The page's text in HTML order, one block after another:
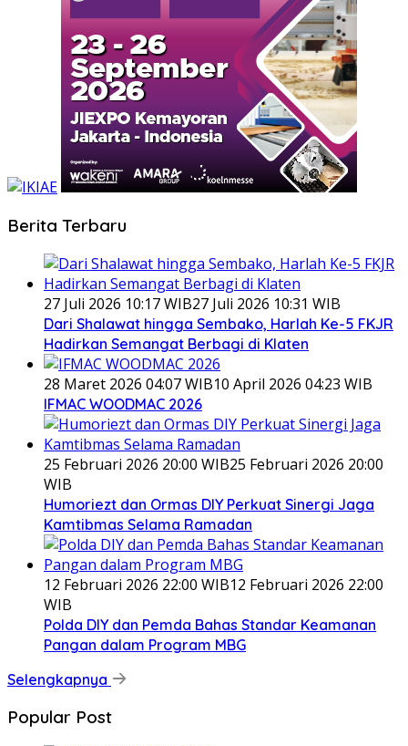
Berita Terbaru
27 Juli 2026 10:17 WIB27 Juli 2026 10:31 WIB
Dari Shalawat hingga Sembako, Harlah Ke-5 FKJR
Hadirkan Semangat Berbagi di Klaten
28 Maret 2026 04:07 WIB10 April 2026 04:23 WIB
IFMAC WOODMAC 2026
25 Februari 2026 20:00 WIB25 Februari 2026 20:00
WIB
Humoriezt dan Ormas DIY Perkuat Sinergi Jaga
Kamtibmas Selama Ramadan
12 Februari 2026 22:00 WIB12 Februari 2026 22:00
WIB
Polda DIY dan Pemda Bahas Standar Keamanan
Pangan dalam Program MBG
Selengkapnya
Popular Post